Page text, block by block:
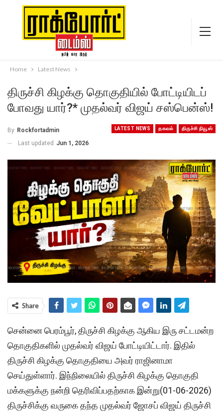
Home Latest News
திருச்சி கிழக்கு தொகுதியில் போட்டியிடப்
போவது யார்?* முதல்வர் விஜய் சஸ்பென்ஸ்!
LATEST NEWS தகவல் திருச்சி நியூஸ்
By Rockfortadmin
Last updated Jun 1, 2026
Share
சென்னை பெரம்பூர், திருச்சி கிழக்கு ஆகிய இரு சட்டமன்ற
தொகுதிகளில் முதல்வர் விஜய் போட்டியிட்டார். இதில்
திருச்சி கிழக்கு தொகுதியை அவர் ராஜினாமா
செய்துள்ளார். இந்நிலையில் திருச்சி கிழக்கு தொகுதி
மக்களுக்கு நன்றி தெரிவிப்பதற்காக இன்று(01-06-2026)
திருச்சிக்கு வருகை தந்த முதல்வர் ஜோசப் விஜய் திருச்சி